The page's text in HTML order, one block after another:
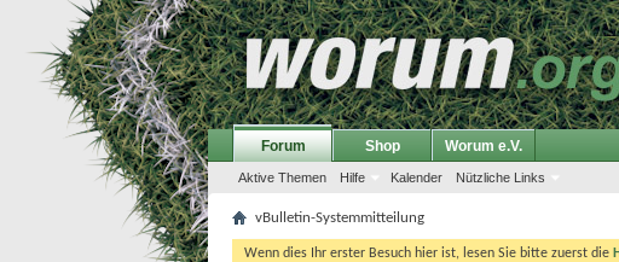
Forum
Aktive Themen Hilfe Kalender Nützliche Links
Shop Worum e.V.
vBulletin-Systemmitteilung
Wenn dies Ihr erster Besuch hier ist, lesen Sie bitte zuerst die